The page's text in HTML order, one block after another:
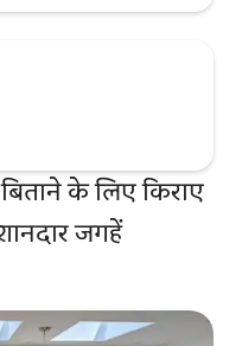
के लिए किराए
जगहें